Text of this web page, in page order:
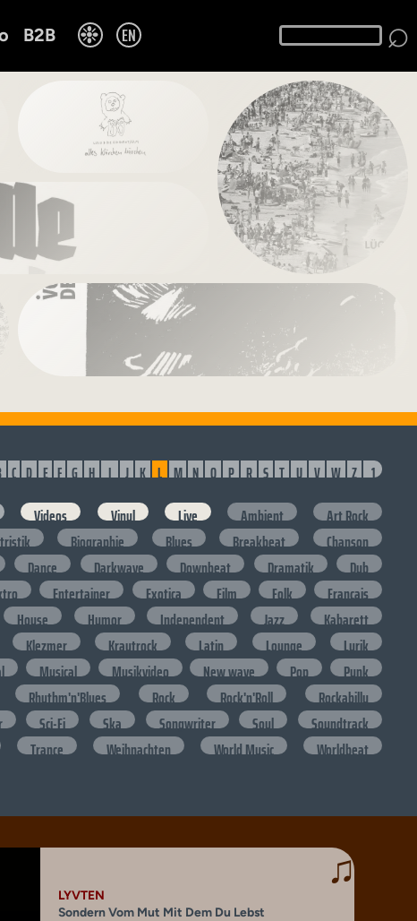
B2B ❉ EN ⌕
C D E F G H I J K L M N O P R S T U V W Z 1
Videos Vinyl Live Ambient
Art Rock
Biographie Blues Breakbeat
Chanson
Dance Darkwave Downbeat Dramatik
Dub
Entertainer Exotica Film Folk
Francais
House Humor Independent Jazz
Kabarett
Klezmer Krautrock Latin Lounge
Lyrik
Musical Musikvideo New wave Pop
Punk
Rhythm'n'Blues Rock Rock'n'Roll
Rockabilly
Sci-Fi Ska Songwriter Soul
Soundtrack
Trance Weihnachten World Music
Worldbeat
♫
LYVTEN
Sondern Vom Mut Mit Dem Du Lebst